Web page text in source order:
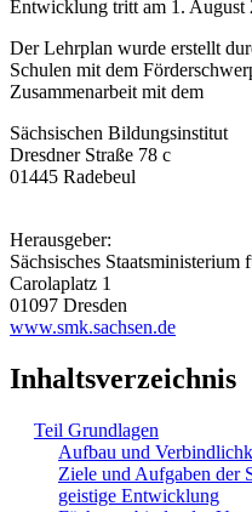
Entwicklung tritt am 1. August
Der Lehrplan wurde erstellt
Schulen mit dem
Zusammenarbeit mit dem
Sächsischen Bildungsinstitut
Dresdner Straße 78 c
01445 Radebeul
Herausgeber:
Sächsisches Staatsministerium
Carolaplatz 1
01097 Dresden
www.smk.sachsen.de
Inhaltsverzeichnis
Teil Grundlagen
Aufbau und
Ziele und Aufgaben der
geistige Entwicklung